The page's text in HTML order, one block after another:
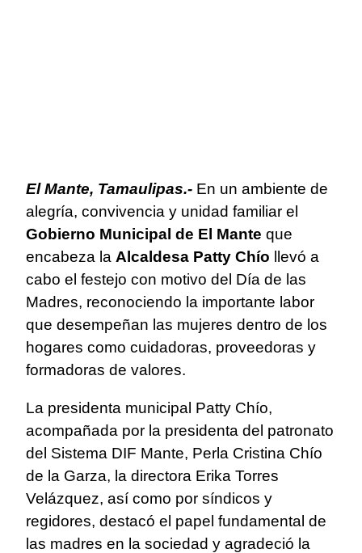
El Mante, Tamaulipas.- En un ambiente de
alegría, convivencia y unidad familiar el
Gobierno Municipal de El Mante que
encabeza la Alcaldesa Patty Chío llevó a
cabo el festejo con motivo del Día de las
Madres, reconociendo la importante labor
que desempeñan las mujeres dentro de los
hogares como cuidadoras, proveedoras y
formadoras de valores.
La presidenta municipal Patty Chío,
acompañada por la presidenta del patronato
del Sistema DIF Mante, Perla Cristina Chío
de la Garza, la directora Erika Torres
Velázquez, así como por síndicos y
regidores, destacó el papel fundamental de
las madres en la sociedad y agradeció la